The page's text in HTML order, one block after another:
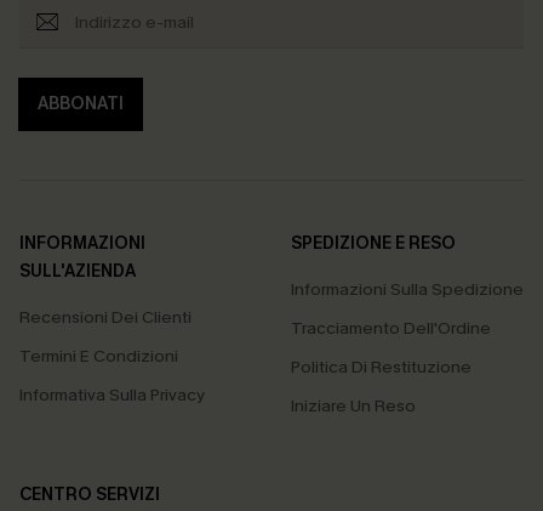
ABBONATI
INFORMAZIONI
SULL'AZIENDA
Recensioni Dei Clienti
Termini E Condizioni
Informativa Sulla Privacy
SPEDIZIONE E RESO
Informazioni Sulla Spedizione
Tracciamento Dell'Ordine
Politica Di Restituzione
Iniziare Un Reso
CENTRO SERVIZI